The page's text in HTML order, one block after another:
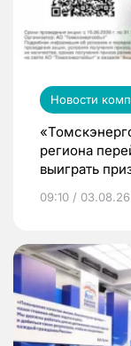
Новости
региона
выиграть
09:10 / 03.08.26